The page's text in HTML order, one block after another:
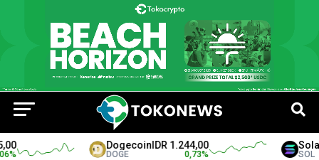
%
DogecoinIDR 1.244,00
DOGE 0,73% SOL